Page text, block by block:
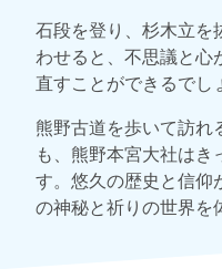
石段を登り、杉木立を
わせると、不思議と心
直すことができるでし
熊野古道を歩いて訪れ
も、熊野本宮大社はき
す。悠久の歴史と信仰
の神秘と祈りの世界を